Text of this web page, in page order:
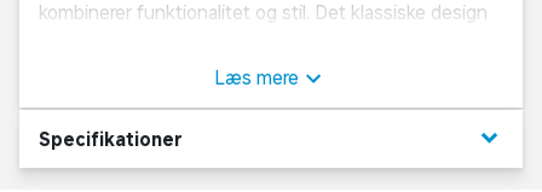
kombinerer funktionalitet og stil. Det klassiske design
størrelse gør det nemt at bruge og tømme. Perfekt til
både indendørs og udendørs brug.
Læs mere
Specifikationer keyboard_arrow_down